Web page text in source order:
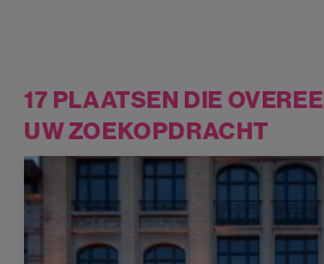
17 PLAATSEN DIE
UW ZOEKOPDRACHT